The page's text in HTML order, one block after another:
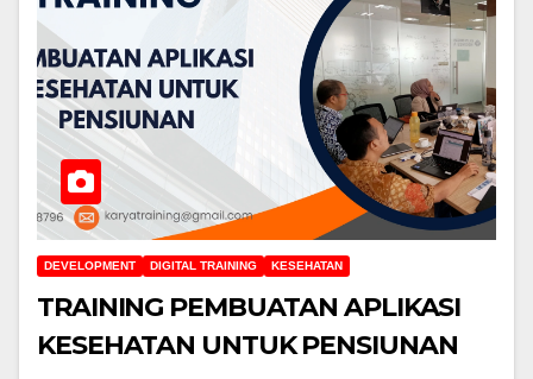
DEVELOPMENT DIGITAL TRAINING KESEHATAN
TRAINING PEMBUATAN APLIKASI
KESEHATAN UNTUK PENSIUNAN